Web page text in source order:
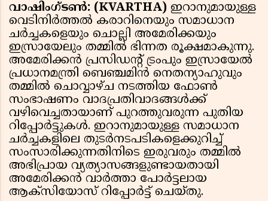
വാഷിംഗ്ടൺ: (KVARTHA) ഇറാനുമായുള്ള
വെടിനിർത്തൽ കരാറിനെയും സമാധാന
ചർച്ചകളെയും ചൊല്ലി അമേരിക്കയും
ഇസ്രായേലും തമ്മിൽ ഭിന്നത രൂക്ഷമാകുന്നു.
അമേരിക്കൻ പ്രസിഡൻ്റ് ട്രംപും ഇസ്രായേൽ
പ്രധാനമന്ത്രി ബെഞ്ചമിൻ നെതന്യാഹുവും
തമ്മിൽ ചൊവ്വാഴ്ച നടത്തിയ ഫോൺ
സംഭാഷണം വാദപ്രതിവാദങ്ങൾക്ക്
വഴിവെച്ചതായാണ് പുറത്തുവരുന്ന പുതിയ
റിപ്പോർട്ടുകൾ. ഇറാനുമായുള്ള സമാധാന
ചർച്ചകളിലെ തുടർനടപടികളെക്കുറിച്ച്
സംസാരിക്കുന്നതിനിടെ ഇരുവരും തമ്മിൽ
അഭിപ്രായ വ്യത്യാസങ്ങളുണ്ടായതായി
അമേരിക്കൻ വാർത്താ പോർട്ടലായ
ആക്സിയോസ് റിപ്പോർട്ട് ചെയ്തു.